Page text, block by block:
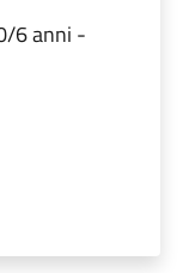
6 anni -